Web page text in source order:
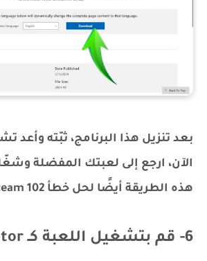
بعد تنزيل هذا البرنامج، ثبّته وأعد
الآن، ارجع إلى لعبتك المفضلة
هذه الطريقة أيضًا لحل خطأ Steam 102 .
6- قم بتشغيل اللعبة كـ Administrator